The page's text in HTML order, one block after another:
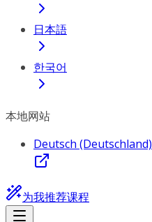
日本語
한국어
本地网站
Deutsch (Deutschland)
为我推荐课程